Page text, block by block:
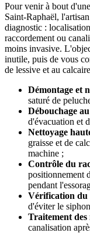
Pour venir à bout
Saint-Raphaël,
diagnostic :
raccordement ou
moins invasive.
inutile, puis de vous
de lessive et au
Démontage et
saturé de
Débouchage
d'évacuation et
Nettoyage
graisse et de
machine ;
Contrôle du
positionnement
pendant
Vérification du
d'éviter le
Traitement des
canalisation